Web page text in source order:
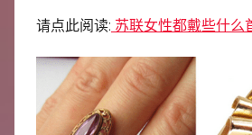
斯
文
化
请点此阅读: 苏联女性都戴些什么